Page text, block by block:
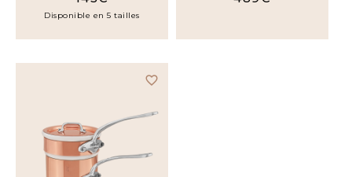
VAISSELLE
MATÉRIAUX
Disponible en 5 tailles
favorite_border